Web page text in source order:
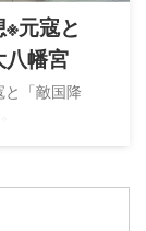
※元寇と
八幡宮
「敵国降